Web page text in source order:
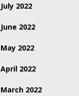
July 2022
June 2022
May 2022
April 2022
March 2022